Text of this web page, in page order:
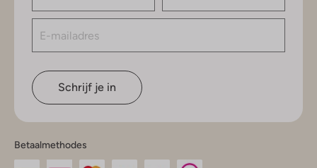
Schrijf je in
Betaalmethodes